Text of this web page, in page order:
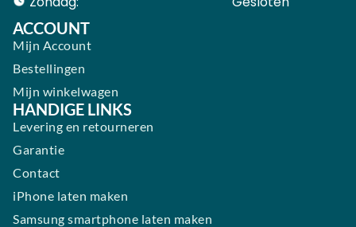
ACCOUNT
Mijn Account
Bestellingen
Mijn winkelwagen
HANDIGE LINKS
Levering en retourneren
Garantie
Contact
iPhone laten maken
Samsung smartphone laten maken